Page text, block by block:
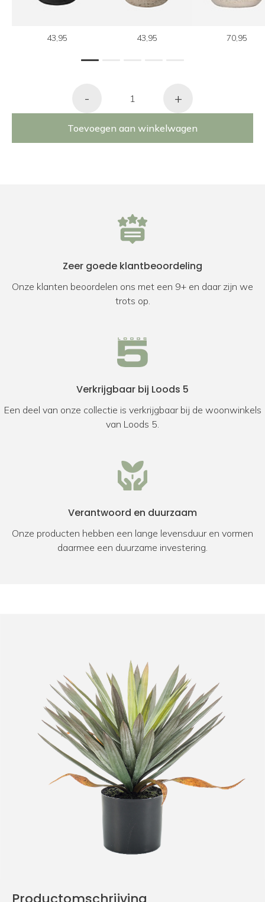
43,95 43,95 70,95
1
- +
Toevoegen aan winkelwagen
Zeer goede klantbeoordeling
Onze klanten beoordelen ons met een 9+ en daar zijn we
trots op.
Verkrijgbaar bij Loods 5
Een deel van onze collectie is verkrijgbaar bij de woonwinkels
van Loods 5.
Verantwoord en duurzaam
Onze producten hebben een lange levensduur en vormen
daarmee een duurzame investering.